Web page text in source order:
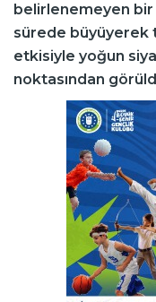
belirlenemeyen bir
sürede büyüyerek
etkisiyle yoğun
noktasından